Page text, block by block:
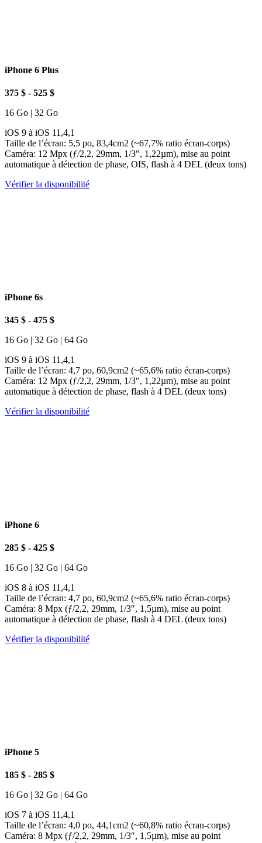
iPhone 6 Plus
375 $ - 525 $
16 Go | 32 Go
iOS 9 à iOS 11,4,1
Taille de l’écran: 5,5 po, 83,4cm2 (~67,7% ratio écran-corps)
Caméra: 12 Mpx (ƒ/2,2, 29mm, 1/3″, 1,22µm), mise au point
automatique à détection de phase, OIS, flash à 4 DEL (deux tons)
Vérifier la disponibilité
iPhone 6s
345 $ - 475 $
16 Go | 32 Go | 64 Go
iOS 9 à iOS 11,4,1
Taille de l’écran: 4,7 po, 60,9cm2 (~65,6% ratio écran-corps)
Caméra: 12 Mpx (ƒ/2,2, 29mm, 1/3″, 1,22µm), mise au point
automatique à détection de phase, flash à 4 DEL (deux tons)
Vérifier la disponibilité
iPhone 6
285 $ - 425 $
16 Go | 32 Go | 64 Go
iOS 8 à iOS 11,4,1
Taille de l’écran: 4,7 po, 60,9cm2 (~65,6% ratio écran-corps)
Caméra: 8 Mpx (ƒ/2,2, 29mm, 1/3″, 1,5µm), mise au point
automatique à détection de phase, flash à 4 DEL (deux tons)
Vérifier la disponibilité
iPhone 5
185 $ - 285 $
16 Go | 32 Go | 64 Go
iOS 7 à iOS 11,4,1
Taille de l’écran: 4,0 po, 44,1cm2 (~60,8% ratio écran-corps)
Caméra: 8 Mpx (ƒ/2,2, 29mm, 1/3″, 1,5µm), mise au point